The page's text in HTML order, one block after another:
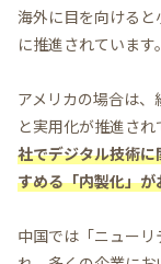
海外に目を向ける
に推進されています。
アメリカの場合は
と実用化が推進され
社でデジタル技術
すめる「内製化」
中国では「ニュー